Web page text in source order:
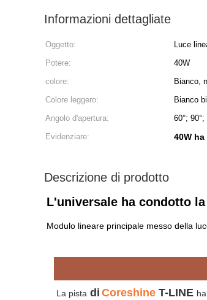
Informazioni dettagliate
Oggetto: Luce
Potere:
40W
colore:
Bianco,
Colore leggero:
Bianco
Angolo d'apertura:
60°;
Evidenziare:
40W
Descrizione di prodotto
L'universale ha condotto
Modulo lineare principale messo della
La pista di Coreshine T-LINE